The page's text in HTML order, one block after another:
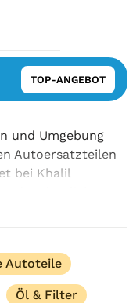
TOP-ANGEBOT
und Umgebung
Autoersatzteilen
bei Khalil
verlässlichen
Autoteile
Öl & Filter